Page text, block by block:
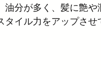
分が多く、髪に艶
イル力をアップさせ